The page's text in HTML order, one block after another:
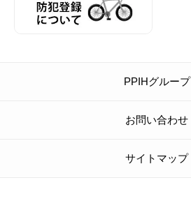
PPIHグループ
お問い合わせ
サイトマップ